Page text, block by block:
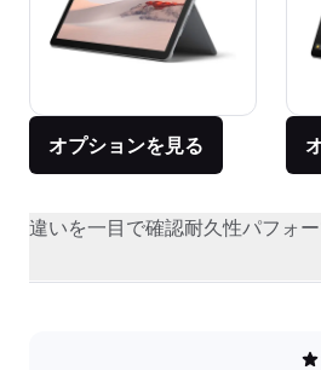
オプションを見る
違いを一目で確認耐久性パフォ